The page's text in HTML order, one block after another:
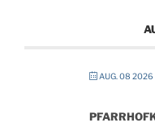
AUG. 08 2026